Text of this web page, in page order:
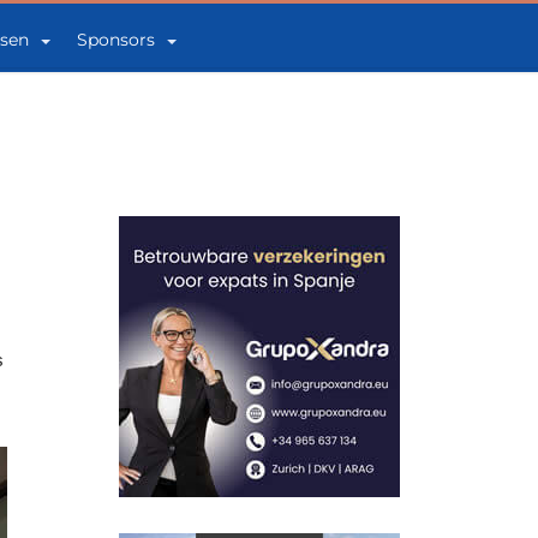
Sponsors